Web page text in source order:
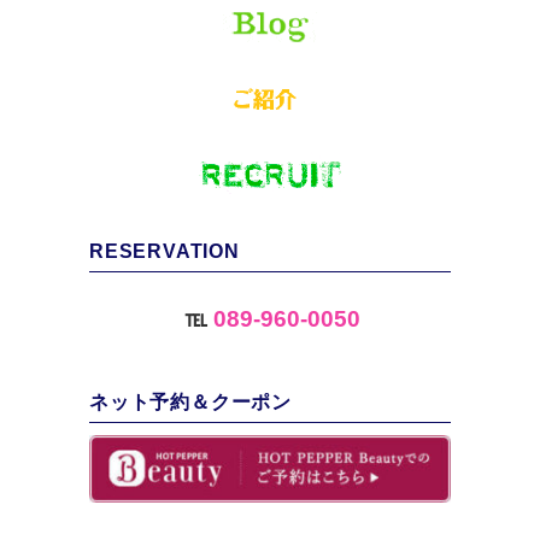
RESERVATION
℡ 089-960-0050
ネット予約＆クーポン